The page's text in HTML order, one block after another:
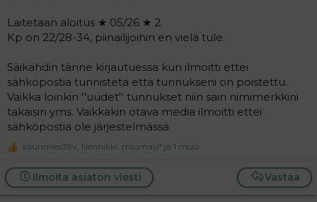
Laitetaan aloitus ★ 05/26 ★ 2.
Kp on 22/28-34, piinailijoihin en vielä tule.
Säikähdin tänne kirjautuessa kun ilmoitti ettei
sähköpostia tunnisteta että tunnukseni on poistettu.
Vaikka loinkin ''uudet'' tunnukset niin sain nimimerkkini
takaisin yms. Vaikkakin otava media ilmoitti ettei
sähköpostia ole järjestelmässä.
R
a
c
t
aisurimies39v Nennikki miumau* ja 1 muu
Vastaa
Ilmoita asiaton viesti